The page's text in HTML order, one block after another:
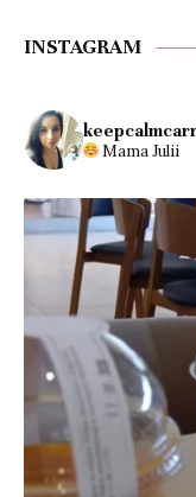
INSTAGRAM
Mama Julii